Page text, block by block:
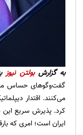
به گزارشبولتن نیوز
گفت‌و‌گو‌های حساس
می‌کنند. اقتدار
کرد. پذیرش سریع این
ایران است؛ امری که